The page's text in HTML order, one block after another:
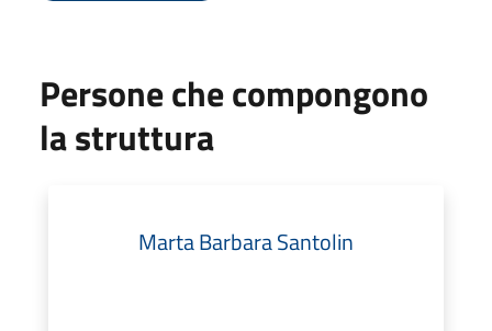
Persone che compongono
la struttura
Marta Barbara Santolin